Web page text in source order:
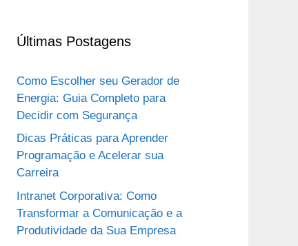
Últimas Postagens
Como Escolher seu Gerador de
Energia: Guia Completo para
Decidir com Segurança
Dicas Práticas para Aprender
Programação e Acelerar sua
Carreira
Intranet Corporativa: Como
Transformar a Comunicação e a
Produtividade da Sua Empresa